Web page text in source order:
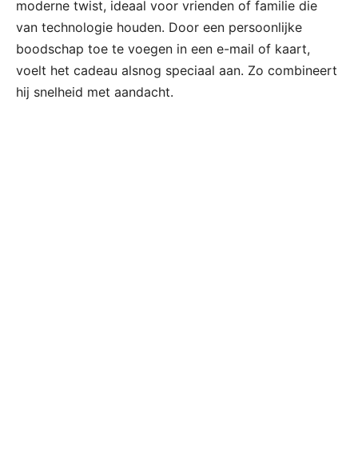
moderne twist, ideaal voor vrienden of familie die
van technologie houden. Door een persoonlijke
boodschap toe te voegen in een e-mail of kaart,
voelt het cadeau alsnog speciaal aan. Zo combineert
hij snelheid met aandacht.